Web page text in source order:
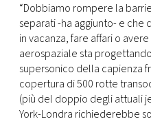
“Dobbiamo rompere la
separati -ha aggiunto- e che
in vacanza, fare affari o avere
aerospaziale sta progettando
supersonico della capienza
copertura di 500 rotte
(più del doppio degli attuali
York-Londra richiederebbe